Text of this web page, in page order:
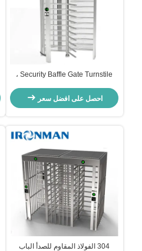
Security Baffle Gate Turnstile ،
سنة واحدة
احصل على افضل سعر
304 الفولاذ المقاوم للصدأ الباب